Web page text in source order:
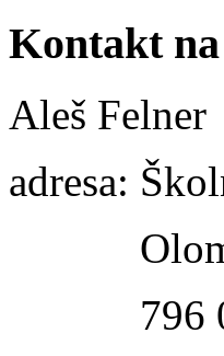
Kontakt
Aleš Felner
adresa:
796 01